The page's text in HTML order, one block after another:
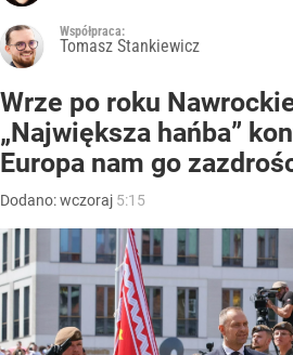
Współpraca:
Tomasz Stankiewicz
Wrze po roku
„Największa hańba”
Europa nam go
Dodano:wczoraj 5:15